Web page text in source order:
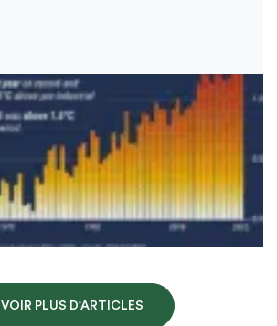
VOIR PLUS D'ARTICLES